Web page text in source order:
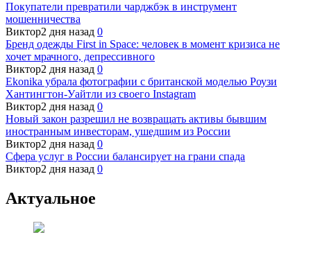
Покупатели превратили чарджбэк в инструмент
мошенничества
Виктор2 дня назад 0
Бренд одежды First in Space: человек в момент кризиса не
хочет мрачного, депрессивного
Виктор2 дня назад 0
Ekonika убрала фотографии с британской моделью Роузи
Хантингтон-Уайтли из своего Instagram
Виктор2 дня назад 0
Новый закон разрешил не возвращать активы бывшим
иностранным инвесторам, ушедшим из России
Виктор2 дня назад 0
Сфера услуг в России балансирует на грани спада
Виктор2 дня назад 0
Актуальное